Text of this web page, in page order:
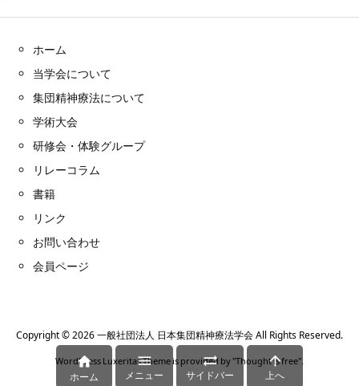
ホーム
当学会について
集団精神療法について
学術大会
研修会・体験グループ
リレーコラム
書籍
リンク
お問い合わせ
会員ページ
Copyright ©2026一般社団法人 日本集団精神療法学会All Rights Reserved.
WordPress Luxeritas Theme is provided by "Thought is free".

ホーム

メニュー

サイドバー

上へ